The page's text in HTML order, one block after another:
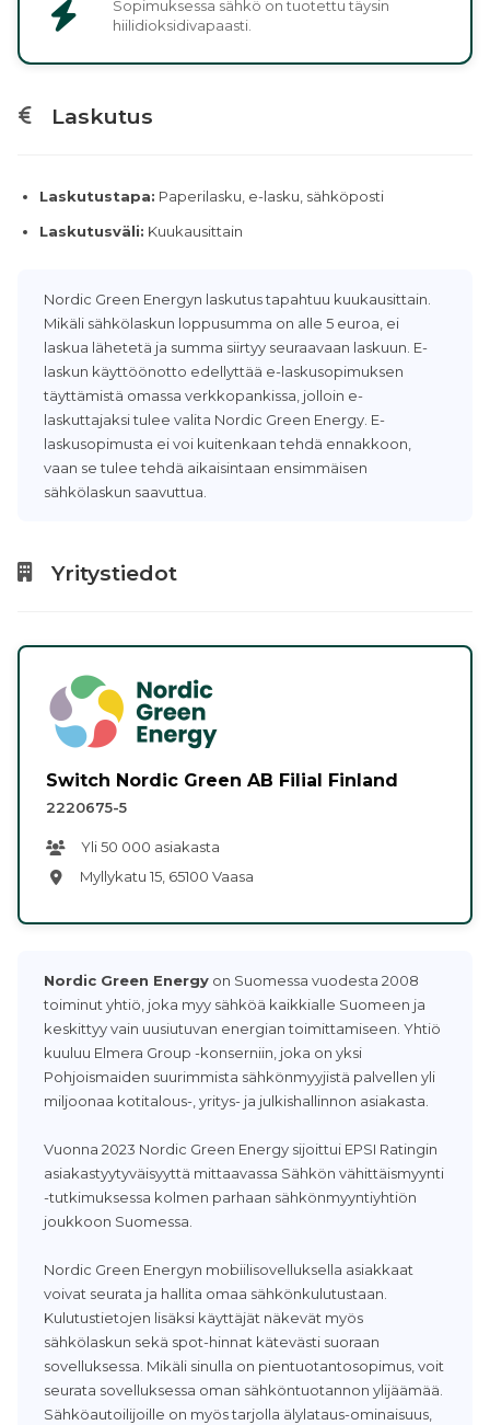
Sopimuksessa sähkö on tuotettu täysin
hiilidioksidivapaasti.
Laskutus
Laskutustapa: Paperilasku, e-lasku, sähköposti
Laskutusväli: Kuukausittain
Nordic Green Energyn laskutus tapahtuu kuukausittain.
Mikäli sähkölaskun loppusumma on alle 5 euroa, ei
laskua lähetetä ja summa siirtyy seuraavaan laskuun. E-
laskun käyttöönotto edellyttää e-laskusopimuksen
täyttämistä omassa verkkopankissa, jolloin e-
laskuttajaksi tulee valita Nordic Green Energy. E-
laskusopimusta ei voi kuitenkaan tehdä ennakkoon,
vaan se tulee tehdä aikaisintaan ensimmäisen
sähkölaskun saavuttua.
Yritystiedot
Switch Nordic Green AB Filial Finland
2220675-5
Yli 50 000 asiakasta
Myllykatu 15, 65100 Vaasa
Nordic Green Energy on Suomessa vuodesta 2008
toiminut yhtiö, joka myy sähköä kaikkialle Suomeen ja
keskittyy vain uusiutuvan energian toimittamiseen. Yhtiö
kuuluu Elmera Group -konserniin, joka on yksi
Pohjoismaiden suurimmista sähkönmyyjistä palvellen yli
miljoonaa kotitalous-, yritys- ja julkishallinnon asiakasta.
Vuonna 2023 Nordic Green Energy sijoittui EPSI Ratingin
asiakastyytyväisyyttä mittaavassa Sähkön vähittäismyynti
-tutkimuksessa kolmen parhaan sähkönmyyntiyhtiön
joukkoon Suomessa.
Nordic Green Energyn mobiilisovelluksella asiakkaat
voivat seurata ja hallita omaa sähkönkulutustaan.
Kulutustietojen lisäksi käyttäjät näkevät myös
sähkölaskun sekä spot-hinnat kätevästi suoraan
sovelluksessa. Mikäli sinulla on pientuotantosopimus, voit
seurata sovelluksessa oman sähköntuotannon ylijäämää.
Sähköautoilijoille on myös tarjolla älylataus-ominaisuus,